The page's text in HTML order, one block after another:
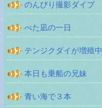
のんびり撮影ダイブ
べた凪の一日
テンジクダイが増殖中
本日も乗船の兄妹
青い海で３本